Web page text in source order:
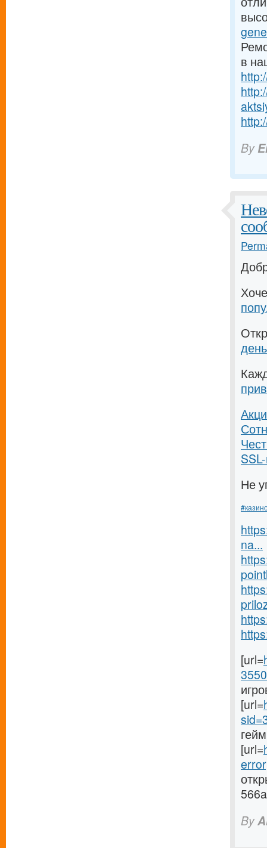
в
By
Не
na...
[url=
[url=
[url=
By